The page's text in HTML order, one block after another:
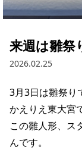
来週は雛祭
2026.02.25
3月3日は雛祭り
かえりえ東大宮
この雛人形、ス
んです。